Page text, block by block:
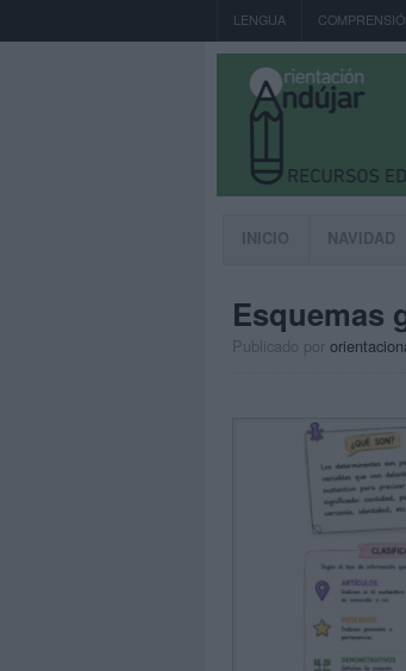
LENGUA
INICIO NAVIDAD
Esquemas
Publicado por